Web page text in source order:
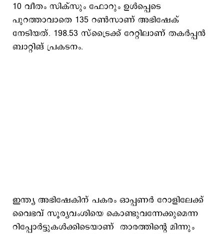
10 വീതം സിക്സും ഫോറും ഉൾപ്പെടെ
പുറത്താവാതെ 135 റൺസാണ് അഭിഷേക്
നേടിയത്. 198.53 സ്ട്രെെക്ക് റേറ്റിലാണ് തകര്‍പ്പന്‍
ബാറ്റിങ് പ്രകടനം.
ഇന്ത്യ അഭിഷേകിന് പകരം ഓപ്പണർ റോളിലേക്ക്
വെെഭവ് സൂര്യവംശിയെ കൊണ്ടുവന്നേക്കുമെന്ന
റിപ്പോർട്ടുകൾക്കിടെയാണ് താരത്തിന്റെ മിന്നും